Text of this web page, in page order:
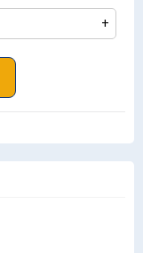
+